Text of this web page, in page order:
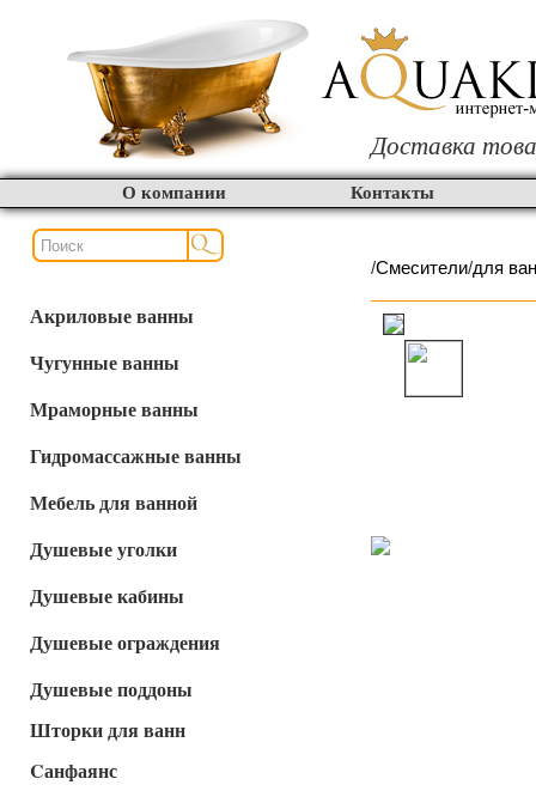
Доставка
О компании Контакты
Акриловые ванны
Чугунные ванны
Мраморные ванны
Гидромассажные ванны
Мебель для ванной
Душевые уголки
Душевые кабины
Душевые ограждения
Душевые поддоны
Шторки для ванн
Cанфаянс
/Смесители/для